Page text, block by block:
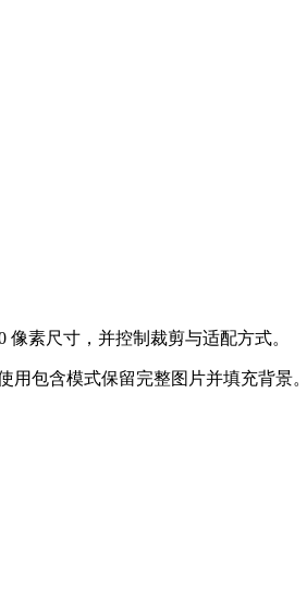
像素尺寸，并控制裁剪与适配方式。
用包含模式保留完整图片并填充背景。